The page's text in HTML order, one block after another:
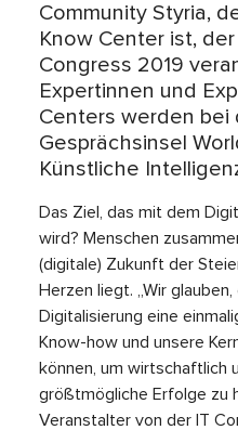
Community Styria,
Know Center ist,
Congress 2019
Expertinnen und
Centers werden bei
Gesprächsinsel
Künstliche
Das Ziel, das mit dem
wird? Menschen
(digitale) Zukunft der
Herzen liegt. „Wir
Digitalisierung eine
Know-how und unsere
können, um wirtschaftlich
größtmögliche Erfolge zu
Veranstalter von der IT